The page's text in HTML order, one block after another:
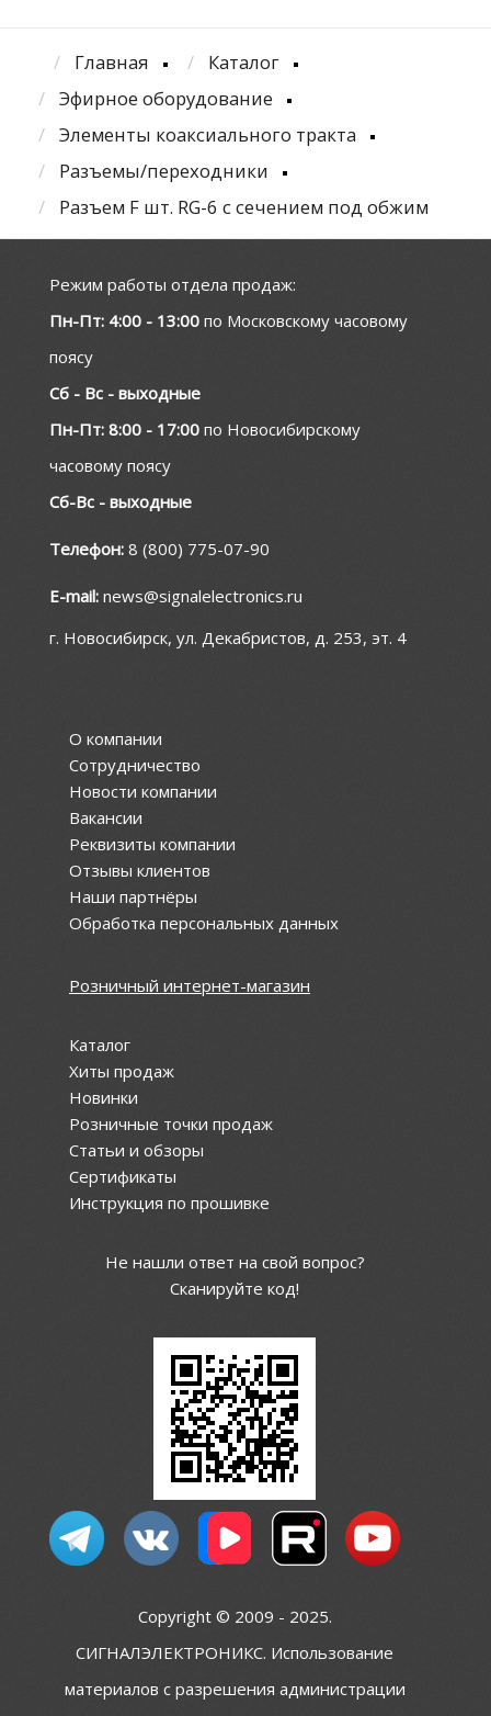
Главная
Каталог
Эфирное оборудование
Элементы коаксиального тракта
Разъемы/переходники
Разъем F шт. RG-6 с сечением под обжим
Режим работы отдела продаж:
Пн-Пт: 4:00 - 13:00 по Московскому часовому
поясу
Сб - Вс - выходные
Пн-Пт: 8:00 - 17:00 по Новосибирскому
часовому поясу
Сб-Вс - выходные
Телефон: 8 (800) 775-07-90
E-mail: news@signalelectronics.ru
г. Новосибирск, ул. Декабристов, д. 253, эт. 4
О компании
Сотрудничество
Новости компании
Вакансии
Реквизиты компании
Отзывы клиентов
Наши партнёры
Обработка персональных данных
Розничный интернет-магазин
Каталог
Хиты продаж
Новинки
Розничные точки продаж
Статьи и обзоры
Сертификаты
Инструкция по прошивке
Не нашли ответ на свой вопрос?
Сканируйте код!
Copyright © 2009 - 2025.
СИГНАЛЭЛЕКТРОНИКС. Использование
материалов с разрешения администрации